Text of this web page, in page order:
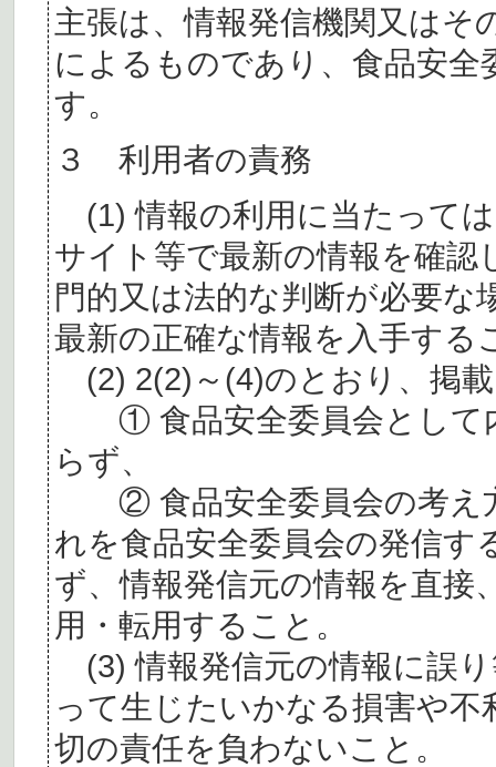
主張は、情報発信機関又はそ
によるものであり、食品安
す。
３ 利用者の責務
(1) 情報の利用に当たって
サイト等で最新の情報を確認
門的又は法的な判断が必要
最新の正確な情報を入手する
(2) 2(2)～(4)のとおり、掲
① 食品安全委員会として
らず、
② 食品安全委員会の考え
れを食品安全委員会の発信す
ず、情報発信元の情報を直接
用・転用すること。
(3) 情報発信元の情報に誤
って生じたいかなる損害や
切の責任を負わないこと。